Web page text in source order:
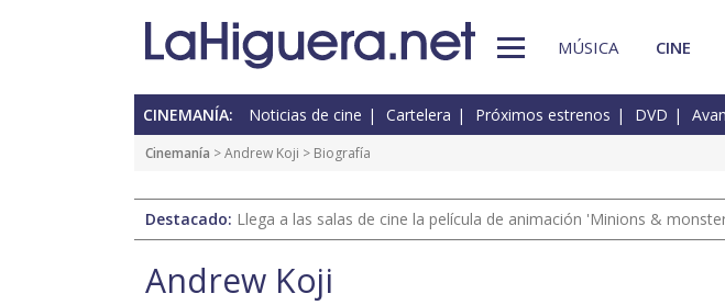
MÚSICA CINE
CINEMANÍA: Noticias de cine Cartelera Próximos estrenos DVD
Cinemanía >Andrew Koji > Biografía
Destacado: Llega a las salas de cine la película de animación 'Minions &
Andrew Koji